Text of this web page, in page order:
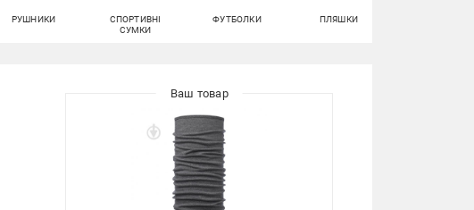
РУШНИКИ
СПОРТИВНІ
СУМКИ
ФУТБОЛКИ ПЛЯШКИ